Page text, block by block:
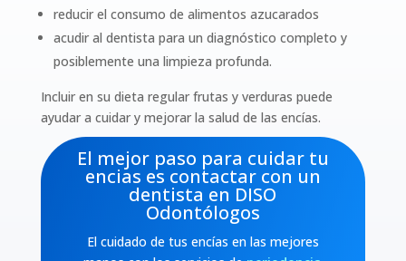
reducir el consumo de alimentos azucarados
acudir al dentista para un diagnóstico completo y
posiblemente una limpieza profunda.
Incluir en su dieta regular frutas y verduras puede
ayudar a cuidar y mejorar la salud de las encías.
El mejor paso para cuidar tu
encias es contactar con un
dentista en DISO
Odontólogos
El cuidado de tus encías en las mejores